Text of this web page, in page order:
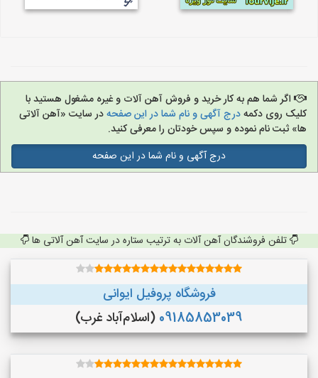
اگر شما هم به کار خرید و فروش آهن آلات و غیره مشغول هستید با
کلیک روی دکمهدرج آگهی و نام شما در این صفحهدر سایت «آهن آلاتی
ها» ثبت نام نموده و سپس خودتان را معرفی کنید.
درج آگهی و نام شما در این صفحه
تلفن فروشندگان آهن آلات به ترتیب ستاره در سایت آهن آلاتی ها
فروشگاه پروفیل ایوانی
09185853039 (اسلام‌آباد غرب)